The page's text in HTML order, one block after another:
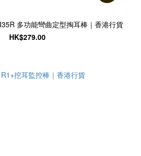
多功能彎曲定型掏耳棒｜香港行貨
HK$279.00